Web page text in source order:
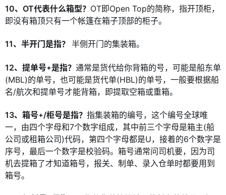
10、OT代表什么箱型？ OT即Open Top的简称，指开顶柜，
即没有箱顶只有一个帐篷在箱子顶部的柜子。
11、半开门是指？ 半侧开门的集装箱。
12、提单号 是指？ 通常是货代给你背箱的号，可能是船东单
(MBL)的单号，也可能是货代单(HBL)的单号，一般要根据船
名/航次和提单号才能背箱，即提取空箱或重箱。
13、箱号 /柜号是指？ 指集装箱的编号，这个编号全球唯
一，由四个字母和7个数字组成，其中前三个字母是箱主(船
公司或租箱公司)代码，第四个字母都是U，接着的6个数字是
序号，最后一个数字是校验码。箱号通常问司机要，因为司
机去提箱了才知道箱号，报关、制单、录入仓单时都要用到
箱号。